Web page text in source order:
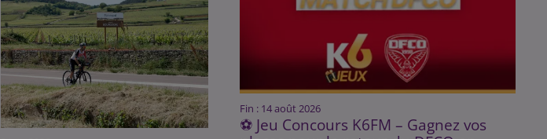
Fin : 14 août 2026
⚽ Jeu Concours K6FM – Gagnez vos